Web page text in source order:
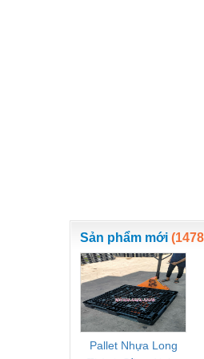
Thiết bị công nghiệp
Thiết bị công trình
Thiết bị điện
Thiết bị giáo dục
Thiết bị khác
Sản phẩm mới
Pallet Nhựa Long